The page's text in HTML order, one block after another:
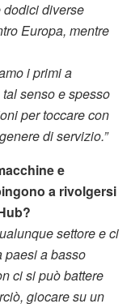
dodici diverse
Europa, mentre
i primi a
senso e spesso
per toccare con
di servizio.”
e
a rivolgersi
settore e ci
paesi a basso
ci si può battere
giocare su un